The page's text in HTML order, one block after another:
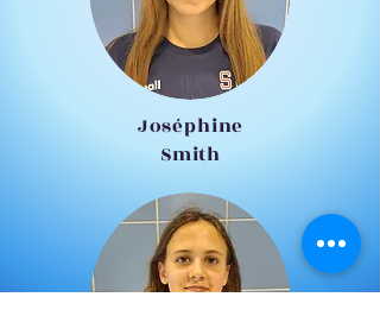
Joséphine
Smith